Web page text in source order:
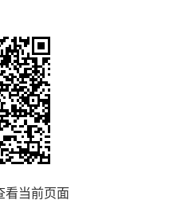
看当前页面